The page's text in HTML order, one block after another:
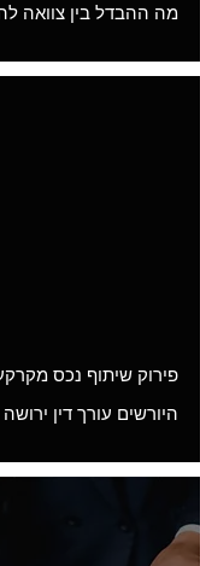
מה ההבדל בין צוואה
פירוק שיתוף נכס
היורשים עורך דין ירושה